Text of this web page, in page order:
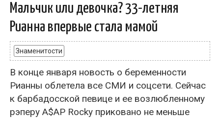
Мальчик или девочка? 33-летняя
Рианна впервые стала мамой
Знаменитости
В конце января новость о беременности
Рианны облетела все СМИ и соцсети. Сейчас
к барбадосской певице и ее возлюбленному
рэперу A$AP Rocky приковано не меньше